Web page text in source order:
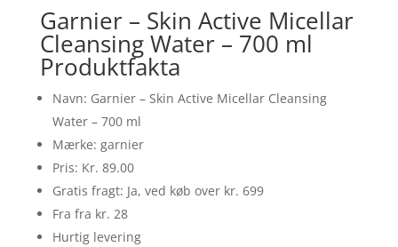
Garnier – Skin Active Micellar
Cleansing Water – 700 ml
Produktfakta
Navn: Garnier – Skin Active Micellar Cleansing
Water – 700 ml
Mærke: garnier
Pris: Kr. 89.00
Gratis fragt: Ja, ved køb over kr. 699
Fra fra kr. 28
Hurtig levering